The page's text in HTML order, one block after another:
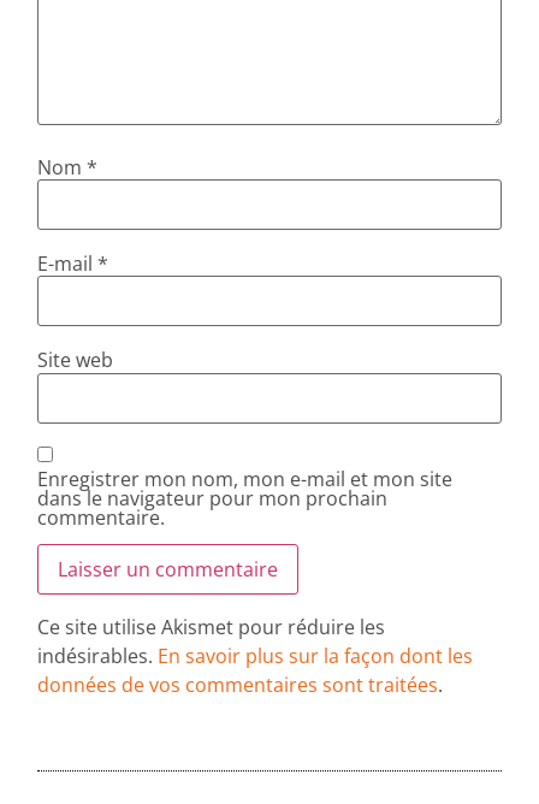
Nom*
E-mail*
Site web
Enregistrer mon nom, mon e-mail et mon site
dans le navigateur pour mon prochain
commentaire.
Ce site utilise Akismet pour réduire les
indésirables. En savoir plus sur la façon dont les
données de vos commentaires sont traitées.